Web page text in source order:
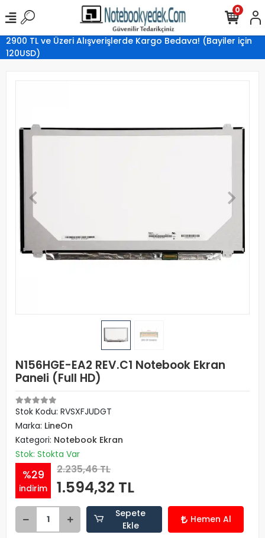
2900 TL ve Üzeri Alışverişlerde Kargo Bedava! (Bayiler için
120USD)
0
N156HGE-EA2 REV.C1 Notebook Ekran
Paneli (Full HD)
Stok Kodu: RVSXFJUDGT
Marka: LineOn
Kategori: Notebook Ekran
Stok: Stokta Var
%29
indirim
2.235,46 TL
1.594,32 TL
Sepete
Ekle
Hemen Al